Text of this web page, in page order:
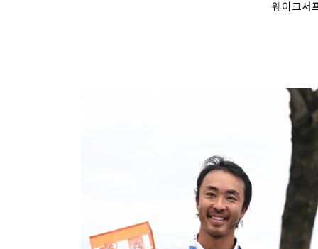
웨이크서